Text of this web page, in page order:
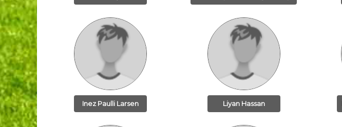
Inez Paulli Larsen Liyan Hassan